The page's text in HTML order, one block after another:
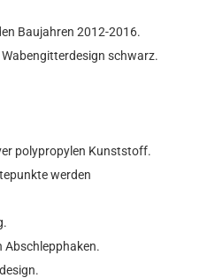
Baujahren 2012-2016.
schwarz.
polypropylen Kunststoff.
werden
Abschlepphaken.